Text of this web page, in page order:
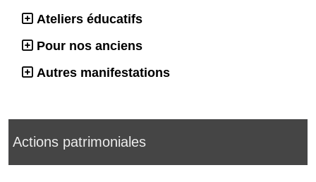
Ateliers éducatifs
Pour nos anciens
Autres manifestations
Actions patrimoniales